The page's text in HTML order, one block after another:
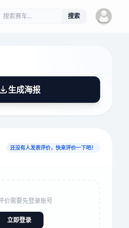
搜索
生成海报
还没有人发表评价，快来评价一下吧！
价需要先登录账号
立即登录